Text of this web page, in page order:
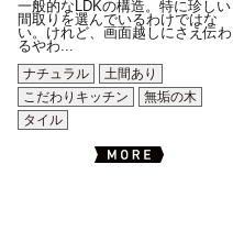
一般的なLDKの構造。特に珍しい
間取りを選んでいるわけではな
い。けれど、画面越しにさえ伝わ
るやわ...
ナチュラル
土間あり
こだわりキッチン
無垢の木
タイル